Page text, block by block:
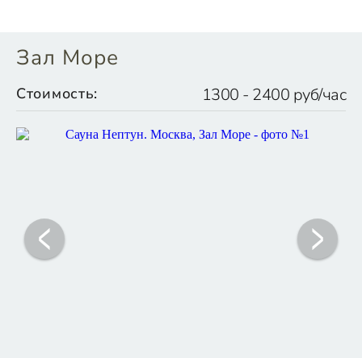
Зал Море
Стоимость: 1300 - 2400 руб/час